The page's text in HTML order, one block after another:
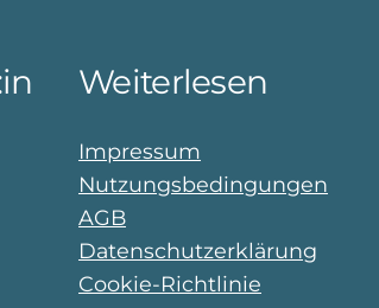
Weiterlesen
Impressum
Nutzungsbedingungen
AGB
Datenschutzerklärung
Cookie-Richtlinie